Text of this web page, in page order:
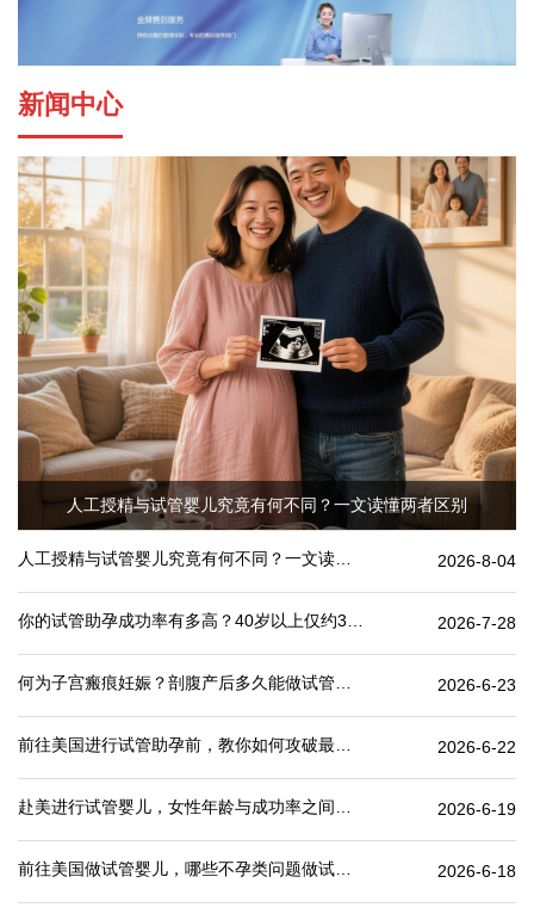
新闻中心
人工授精与试管婴儿究竟有何不同？一文读懂两者区别
2026-8-04
2026-7-28
2026-6-23
2026-6-22
2026-6-19
2026-6-18